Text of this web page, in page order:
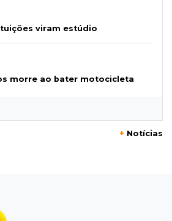
viram estúdio
morre ao bater motocicleta
no domingo
que o maior perigo da
+ Notícias